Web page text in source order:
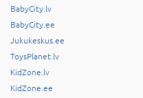
BabyCity.lv
BabyCity.ee
Jukukeskus.ee
ToysPlanet.lv
KidZone.lv
KidZone.ee